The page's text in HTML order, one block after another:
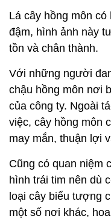
Lá cây hồng môn
đậm, hình ảnh này
tồn và chân thành.
Với những người
chậu hồng môn nơi
của công ty. Ngoài
việc, cây hồng môn
may mắn, thuận lợi
Cũng có quan niệm
hình trái tim nên dù
loại cây biểu tượng
một số nơi khác,